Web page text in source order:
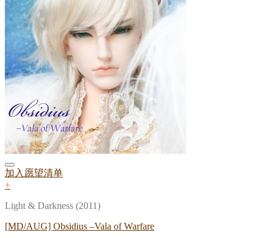
加入愿望清单
+
Light & Darkness (2011)
[MD/AUG] Obsidius –Vala of Warfare